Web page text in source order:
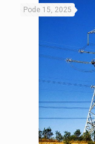
Pode 15, 2025